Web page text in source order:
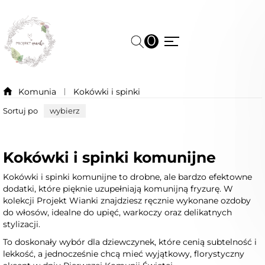
0
Komunia Kokówki i spinki
Sortuj po wybierz
Kokówki i spinki komunijne
Kokówki i spinki komunijne to drobne, ale bardzo efektowne
dodatki, które pięknie uzupełniają komunijną fryzurę. W
kolekcji Projekt Wianki znajdziesz ręcznie wykonane ozdoby
do włosów, idealne do upięć, warkoczy oraz delikatnych
stylizacji.
To doskonały wybór dla dziewczynek, które cenią subtelność i
lekkość, a jednocześnie chcą mieć wyjątkowy, florystyczny